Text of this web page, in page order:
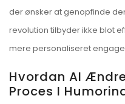
der ønsker at genopfinde
revolution tilbyder ikke blot
mere personaliseret
Hvordan AI
Proces I